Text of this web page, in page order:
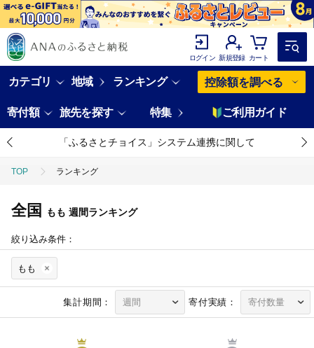
ログイン 新規登録 カート
カテゴリ 地域 ランキング 控除額を調べる
寄付額 旅先を探す 特集 ご利用ガイド
「ふるさとチョイス」システム連携に関して
TOP ランキング
全国 もも 週間ランキング
絞り込み条件：
もも
集計期間： 寄付実績：